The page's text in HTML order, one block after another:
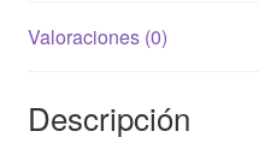
Valoraciones (0)
Descripción